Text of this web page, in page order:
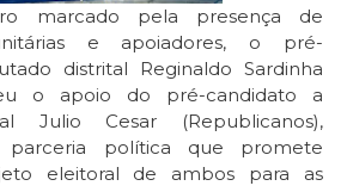
marcado pela presença de
e apoiadores, o pré-
distrital Reginaldo Sardinha
o apoio do pré-candidato a
Julio Cesar (Republicanos),
parceria política que promete
eleitoral de ambos para as